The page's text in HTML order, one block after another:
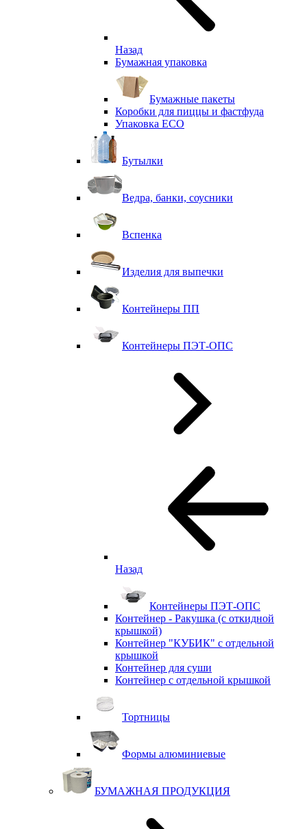
Назад
Бумажная упаковка
Бумажные пакеты
Коробки для пиццы и фастфуда
Упаковка ECO
Бутылки
Ведра, банки, соусники
Вспенка
Изделия для выпечки
Контейнеры ПП
Контейнеры ПЭТ-ОПС
Назад
Контейнеры ПЭТ-ОПС
Контейнер - Ракушка (с откидной
крышкой)
Контейнер "КУБИК" с отдельной
крышкой
Контейнер для суши
Контейнер с отдельной крышкой
Тортницы
Формы алюминиевые
БУМАЖНАЯ ПРОДУКЦИЯ